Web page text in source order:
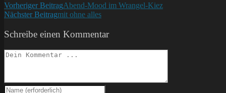
Weitere
Artikel
ansehen
Vorheriger BeitragAbend-Mood im Wrangel-Kiez
Nächster Beitragmit ohne alles
Schreibe einen Kommentar
Kommentieren
Gib